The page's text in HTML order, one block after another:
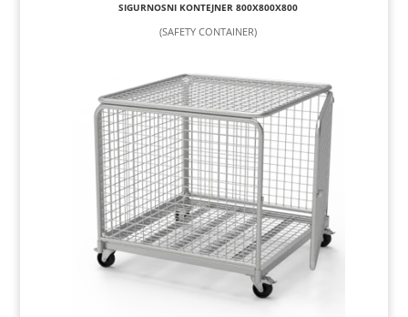
SIGURNOSNI KONTEJNER 800X800X800
(SAFETY CONTAINER)